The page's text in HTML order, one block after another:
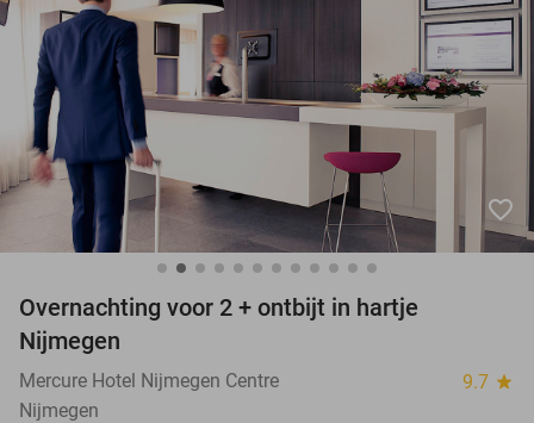
10+ miljoen leden
favorite_border
Overnachting voor 2 + ontbijt in hartje
Nijmegen
Mercure Hotel Nijmegen Centre 9.7 star
Nijmegen